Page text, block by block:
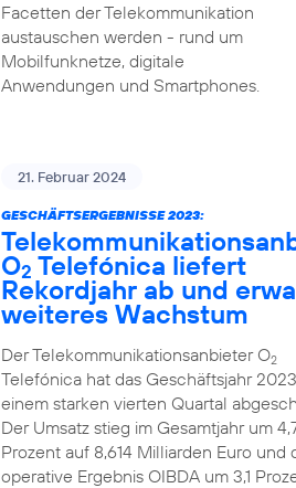
Facetten der Telekommunikation
austauschen werden - rund um
Mobilfunknetze, digitale
Anwendungen und Smartphones.
21. Februar 2024
GESCHÄFTSERGEBNISSE 2023:
O2 Telefónica liefert
Rekordjahr ab und
weiteres Wachstum
Der Telekommunikationsanbieter O2
Telefónica hat das Geschäftsjahr
einem starken vierten Quartal
Der Umsatz stieg im Gesamtjahr um
Prozent auf 8,614 Milliarden Euro und
operative Ergebnis OIBDA um 3,1